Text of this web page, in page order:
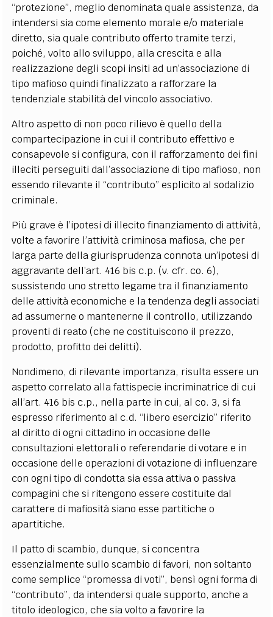
“protezione”, meglio denominata quale assistenza, da
intendersi sia come elemento morale e/o materiale
diretto, sia quale contributo offerto tramite terzi,
poiché, volto allo sviluppo, alla crescita e alla
realizzazione degli scopi insiti ad un’associazione di
tipo mafioso quindi finalizzato a rafforzare la
tendenziale stabilità del vincolo associativo.
Altro aspetto di non poco rilievo è quello della
compartecipazione in cui il contributo effettivo e
consapevole si configura, con il rafforzamento dei fini
illeciti perseguiti dall’associazione di tipo mafioso, non
essendo rilevante il “contributo” esplicito al sodalizio
criminale.
Più grave è l’ipotesi di illecito finanziamento di attività,
volte a favorire l’attività criminosa mafiosa, che per
larga parte della giurisprudenza connota un’ipotesi di
aggravante dell’art. 416 bis c.p. (v. cfr. co. 6),
sussistendo uno stretto legame tra il finanziamento
delle attività economiche e la tendenza degli associati
ad assumerne o mantenerne il controllo, utilizzando
proventi di reato (che ne costituiscono il prezzo,
prodotto, profitto dei delitti).
Nondimeno, di rilevante importanza, risulta essere un
aspetto correlato alla fattispecie incriminatrice di cui
all’art. 416 bis c.p., nella parte in cui, al co. 3, si fa
espresso riferimento al c.d. “libero esercizio” riferito
al diritto di ogni cittadino in occasione delle
consultazioni elettorali o referendarie di votare e in
occasione delle operazioni di votazione di influenzare
con ogni tipo di condotta sia essa attiva o passiva
compagini che si ritengono essere costituite dal
carattere di mafiosità siano esse partitiche o
apartitiche.
Il patto di scambio, dunque, si concentra
essenzialmente sullo scambio di favori, non soltanto
come semplice “promessa di voti”, bensì ogni forma di
“contributo”, da intendersi quale supporto, anche a
titolo ideologico, che sia volto a favorire la